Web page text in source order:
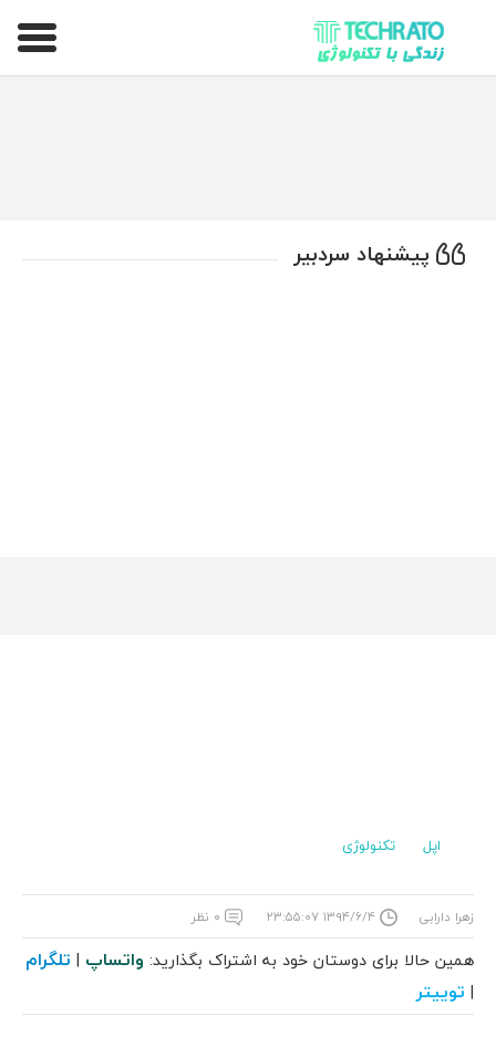
تکراتو – زندگی با تکنولوژی
پیشنهاد سردبیر
اپل تکنولوژی
زهرا دارابی ۱۳۹۴/۶/۴ ۲۳:۵۵:۰۷ ۰ نظر
همین حالا برای دوستان خود به اشتراک بگذارید: واتساپ | تلگرام
| توییتر